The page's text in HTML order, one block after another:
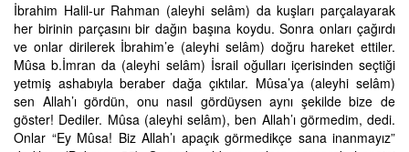
İbrahim Halil-ur Rahman (aleyhi selâm) da kuşları parçalayarak
her birinin parçasını bir dağın başına koydu. Sonra onları çağırdı
ve onlar dirilerek İbrahim’e (aleyhi selâm) doğru hareket ettiler.
Mûsa b.İmran da (aleyhi selâm) İsrail oğulları içerisinden seçtiği
yetmiş ashabıyla beraber dağa çıktılar. Mûsa’ya (aleyhi selâm)
sen Allah’ı gördün, onu nasıl gördüysen aynı şekilde bize de
göster! Dediler. Mûsa (aleyhi selâm), ben Allah’ı görmedim, dedi.
Onlar “Ey Mûsa! Biz Allah’ı apaçık görmedikçe sana inanmayız”